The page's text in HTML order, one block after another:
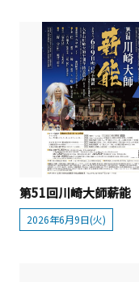
第51回川崎大師薪能
2026年6月9日(火)